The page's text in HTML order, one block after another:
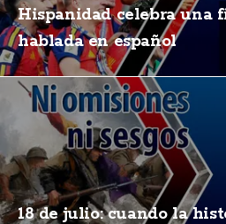
Hispanidad celebra una
hablada en español
18 de julio: cuando la